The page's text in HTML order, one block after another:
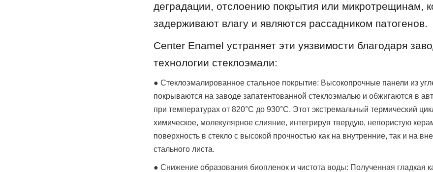
деградации, отслоению покрытия или микротрещинам,
задерживают влагу и являются рассадником патогенов.
Center Enamel устраняет эти уязвимости благодаря
технологии стеклоэмали:
● Стеклоэмалированное стальное покрытие: Высокопрочные панели из
покрываются на заводе запатентованной стеклоэмалью и обжигаются в
при температурах от 820°C до 930°C. Этот экстремальный термический
химическое, молекулярное слияние, интегрируя твердую, непористую
поверхность в стекло с высокой прочностью как на внутренние, так и на
стального листа.
● Снижение образования биопленок и чистота воды: Полученная гладкая